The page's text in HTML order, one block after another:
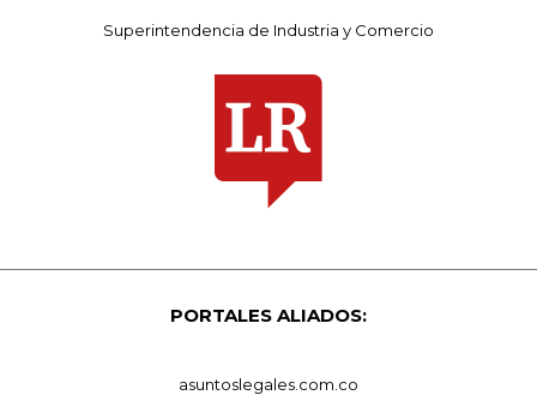
Superintendencia de Industria y Comercio
PORTALES ALIADOS:
asuntoslegales.com.co